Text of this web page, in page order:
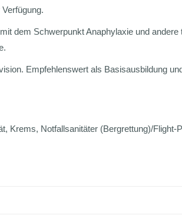
dem Schwerpunkt Anaphylaxie und
Empfehlenswert als Basisausbildung
Krems, Notfallsanitäter (Bergrettung)/